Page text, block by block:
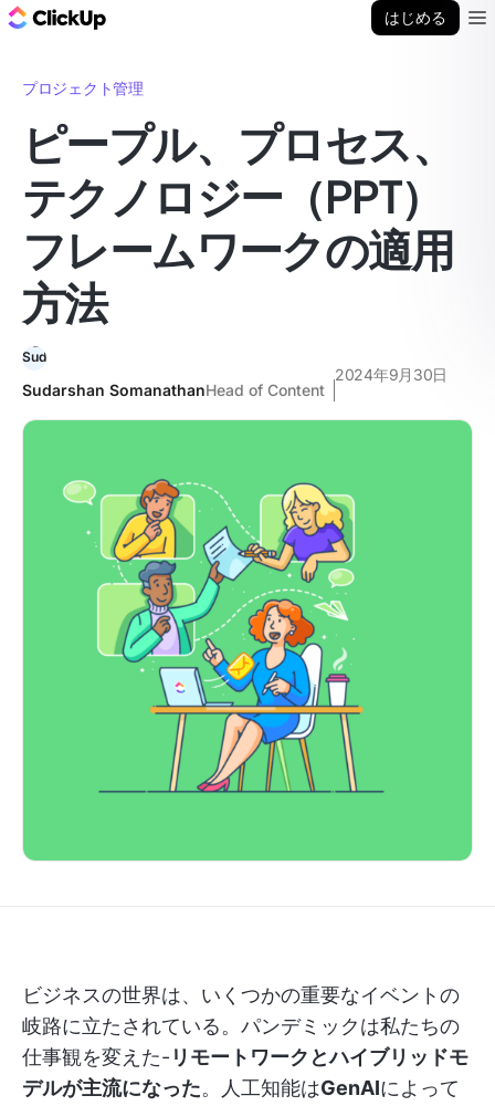
はじめる
プロジェクト管理
ピープル、プロセス、
テクノロジー（PPT）
フレームワークの適用
方法
Sudarshan SomanathanHead of Content
2024年9月30日
ビジネスの世界は、いくつかの重要なイベントの
岐路に立たされている。パンデミックは私たちの
仕事観を変えた- リモートワークとハイブリッドモ
デルが主流になった。人工知能はGenAIによって